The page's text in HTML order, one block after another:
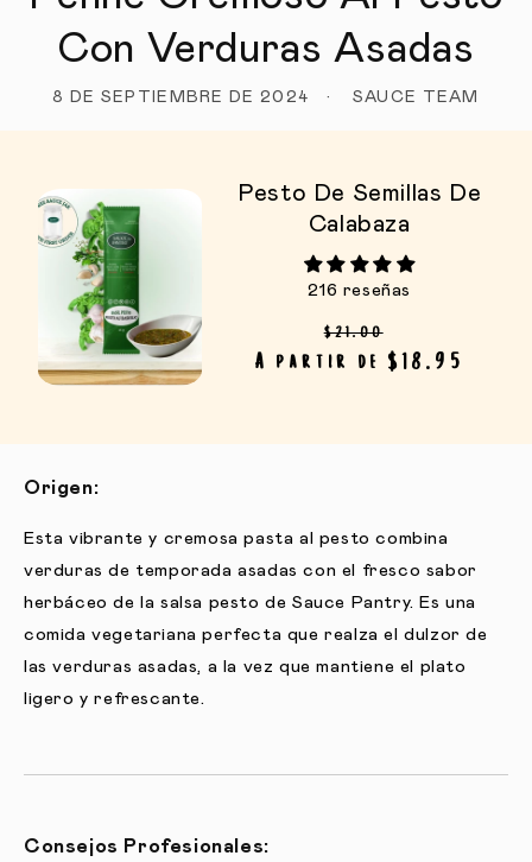
Con Verduras Asadas
8 DE SEPTIEMBRE DE 2024 SAUCE TEAM
Pesto De Semillas De
Calabaza
216 reseñas
Precio habitual
$21.00
A partir de $18.95
Origen:
Esta vibrante y cremosa pasta al pesto combina
verduras de temporada asadas con el fresco sabor
herbáceo de la salsa pesto de Sauce Pantry. Es una
comida vegetariana perfecta que realza el dulzor de
las verduras asadas, a la vez que mantiene el plato
ligero y refrescante.
Consejos Profesionales: